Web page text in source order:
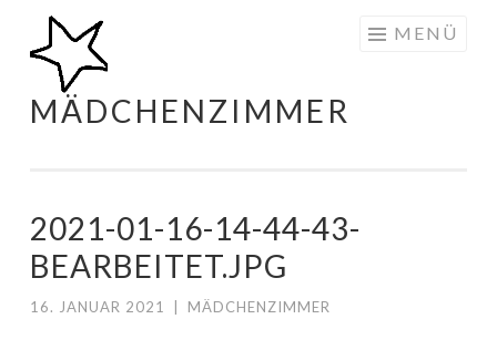
Zum
Inhalt
springen
MÄDCHENZIMMER
MENÜ
2021-01-16-14-44-43-
BEARBEITET.JPG
16. JANUAR 2021 MÄDCHENZIMMER